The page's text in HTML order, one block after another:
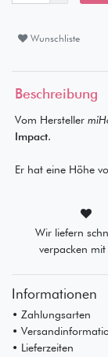
Wunschliste
Beschreibung
Vom Hersteller
Impact.
Er hat eine Höhe
Wir liefern
verpacken mit
Informationen
• Zahlungsarten
•
• Lieferzeiten